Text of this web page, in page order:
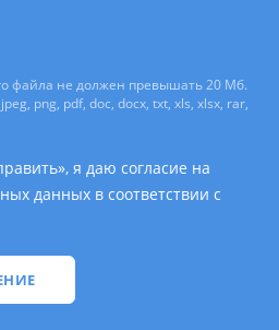
файла не должен превышать 20 Мб.
png, pdf, doc, docx, txt, xls, xlsx, rar,
я даю согласие на
данных в соответствии с